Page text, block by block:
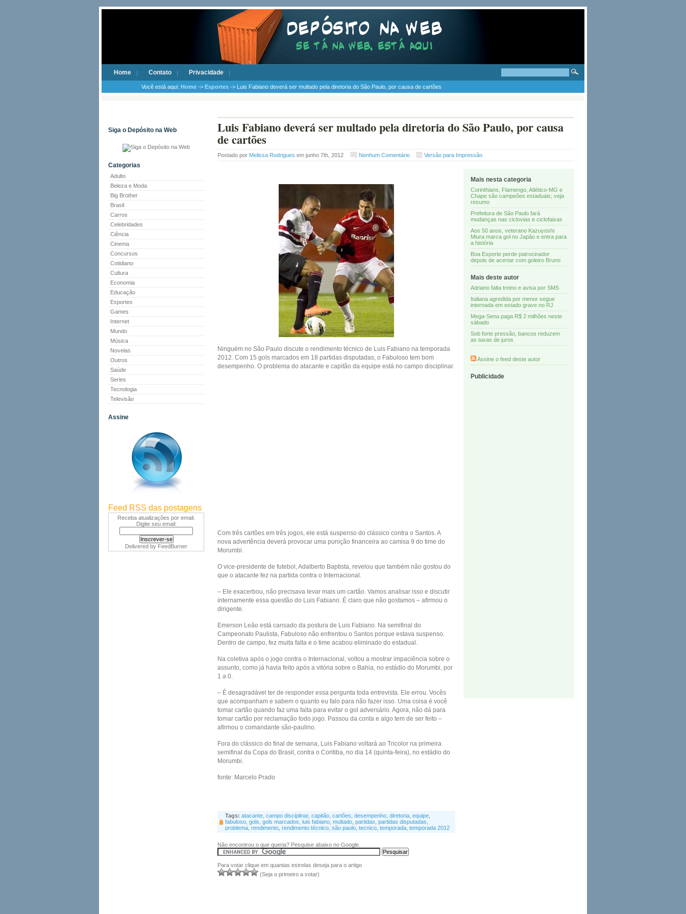
Home Contato Privacidade
Você está aqui: Home -> Esportes -> Luis Fabiano deverá ser multado pela diretoria do São Paulo, por causa de cartões
Siga o Depósito na Web
Categorias
Adulto
Beleza e Moda
Big Brother
Brasil
Carros
Celebridades
Ciência
Cinema
Concursos
Cotidiano
Cultura
Economia
Educação
Esportes
Games
Internet
Mundo
Música
Novelas
Outros
Saúde
Series
Tecnologia
Televisão
Assine
Feed RSS das postagens
Receba atualizações por email.
Digite seu email:
Delivered by FeedBurner
Luis Fabiano deverá ser multado pela diretoria do São Paulo, por causa
de cartões
Postado por Melissa Rodrigues em junho 7th, 2012 Nenhum Comentário Versão para Impressão
Ninguém no São Paulo discute o rendimento técnico de Luis Fabiano na temporada
2012. Com 15 gols marcados em 18 partidas disputadas, o Fabuloso tem bom
desempenho. O problema do atacante e capitão da equipe está no campo disciplinar.
Com três cartões em três jogos, ele está suspenso do clássico contra o Santos. A
nova advertência deverá provocar uma punição financeira ao camisa 9 do time do
Morumbi.
O vice-presidente de futebol, Adalberto Baptista, revelou que também não gostou do
que o atacante fez na partida contra o Internacional.
– Ele exacerbou, não precisava levar mais um cartão. Vamos analisar isso e discutir
internamente essa questão do Luis Fabiano. É claro que não gostamos – afirmou o
dirigente.
Emerson Leão está cansado da postura de Luis Fabiano. Na semifinal do
Campeonato Paulista, Fabuloso não enfrentou o Santos porque estava suspenso.
Dentro de campo, fez muita falta e o time acabou eliminado do estadual.
Na coletiva após o jogo contra o Internacional, voltou a mostrar impaciência sobre o
assunto, como já havia feito após a vitória sobre o Bahia, no estádio do Morumbi, por
1 a 0.
– É desagradável ter de responder essa pergunta toda entrevista. Ele errou. Vocês
que acompanham e sabem o quanto eu falo para não fazer isso. Uma coisa é você
tomar cartão quando faz uma falta para evitar o gol adversário. Agora, não dá para
tomar cartão por reclamação todo jogo. Passou da conta e algo tem de ser feito –
afirmou o comandante são-paulino.
Fora do clássico do final de semana, Luis Fabiano voltará ao Tricolor na primeira
semifinal da Copa do Brasil, contra o Coritiba, no dia 14 (quinta-feira), no estádio do
Morumbi.
fonte: Marcelo Prado
Mais nesta categoria
Corinthians, Flamengo, Atlético-MG e
Chape são campeões estaduais; veja
resumo
Prefeitura de São Paulo fará
mudanças nas ciclovias e ciclofaixas
Aos 50 anos, veterano Kazuyoshi
Miura marca gol no Japão e entra para
a história
Boa Esporte perde patrocinador
depois de acertar com goleiro Bruno
Mais deste autor
Adriano falta treino e avisa por SMS
Italiana agredida por menor segue
internada em estado grave no RJ
Mega-Sena paga R$ 2 milhões neste
sábado
Sob forte pressão, bancos reduzem
as taxas de juros
Assine o feed deste autor
Publicidade
Tags: atacante campo disciplinar, capitão cartões desempenho diretoria equipe
fabuloso gols gols marcados luis fabiano multado partidas partidas disputadas
problema rendimento rendimento técnico são paulo tecnico temporada temporada 2012
Não encontrou o que queria? Pesquise abaixo no Google.
Para votar clique em quantas estrelas deseja para o artigo
(Seja o primeiro a votar)